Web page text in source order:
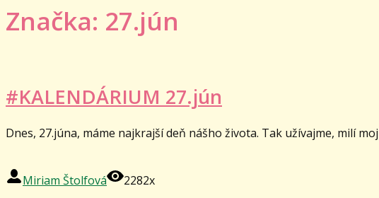
Značka: 27.jún
#KALENDÁRIUM 27.jún
Dnes, 27.júna, máme najkrajší deň nášho života. Tak užívajme, milí
Miriam Štolfová
2282x